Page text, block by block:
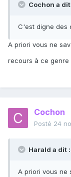
Cochon a dit
C'est digne des
A priori vous ne
recours à ce genre
Cochon
Posté 24
Harald a dit :
A priori vous ne